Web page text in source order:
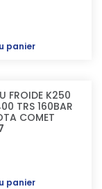
panier
FROIDE K250
TRS 160BAR
COMET
panier